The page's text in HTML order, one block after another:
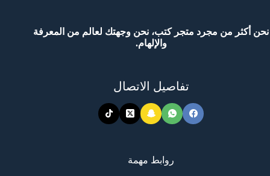
نحن أكثر من مجرد متجر كتب، نحن وجهتك لعالم من المعرفة
والإلهام.
تفاصيل الاتصال
روابط مهمة